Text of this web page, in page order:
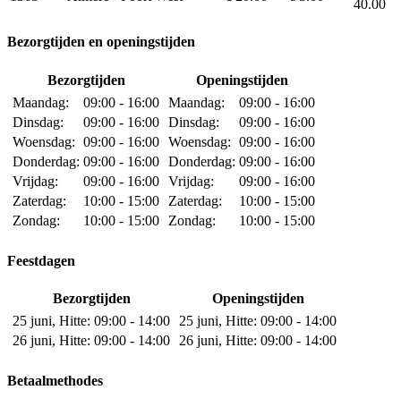
40.00
Bezorgtijden en openingstijden
Bezorgtijden
Openingstijden
Maandag:
09:00 - 16:00
Dinsdag:
09:00 - 16:00
Woensdag: 09:00 - 16:00
Donderdag: 09:00 - 16:00
Vrijdag:
09:00 - 16:00
Zaterdag:
10:00 - 15:00
Zondag:
10:00 - 15:00
Maandag:
09:00 - 16:00
Dinsdag:
09:00 - 16:00
Woensdag: 09:00 - 16:00
Donderdag: 09:00 - 16:00
Vrijdag:
09:00 - 16:00
Zaterdag:
10:00 - 15:00
Zondag:
10:00 - 15:00
Feestdagen
Bezorgtijden
Openingstijden
25 juni, Hitte: 09:00 - 14:00
26 juni, Hitte: 09:00 - 14:00
25 juni, Hitte: 09:00 - 14:00
26 juni, Hitte: 09:00 - 14:00
Betaalmethodes